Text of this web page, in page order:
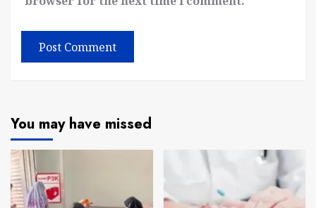
You may have missed